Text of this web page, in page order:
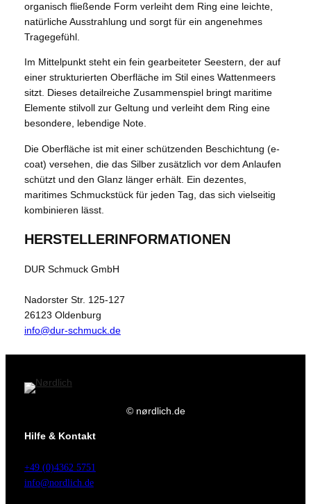
organisch fließende Form verleiht dem Ring eine leichte,
natürliche Ausstrahlung und sorgt für ein angenehmes
Tragegefühl.
Im Mittelpunkt steht ein fein gearbeiteter Seestern, der auf
einer strukturierten Oberfläche im Stil eines Wattenmeers
sitzt. Dieses detailreiche Zusammenspiel bringt maritime
Elemente stilvoll zur Geltung und verleiht dem Ring eine
besondere, lebendige Note.
Die Oberfläche ist mit einer schützenden Beschichtung (e-
coat) versehen, die das Silber zusätzlich vor dem Anlaufen
schützt und den Glanz länger erhält. Ein dezentes,
maritimes Schmuckstück für jeden Tag, das sich vielseitig
kombinieren lässt.
HERSTELLERINFORMATIONEN
DUR Schmuck GmbH
Nadorster Str. 125-127
26123 Oldenburg
info@dur-schmuck.de
© nørdlich.de
Hilfe & Kontakt
+49 (0)4362 5751
info@nordlich.de